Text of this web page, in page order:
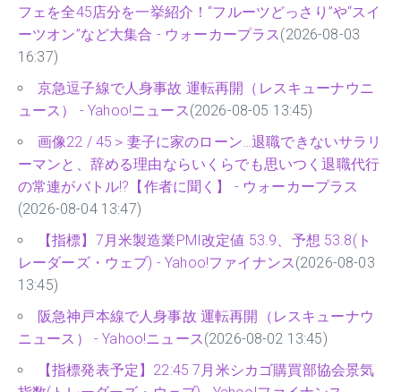
フェを全45店分を一挙紹介！“フルーツどっさり”や“スイ
ーツオン”など大集合 - ウォーカープラス(2026-08-03
16:37)
京急逗子線で人身事故 運転再開（レスキューナウニ
ュース） - Yahoo!ニュース(2026-08-05 13:45)
画像22 / 45＞妻子に家のローン…退職できないサラリ
ーマンと、辞める理由ならいくらでも思いつく退職代行
の常連がバトル!?【作者に聞く】 - ウォーカープラス
(2026-08-04 13:47)
【指標】7月米製造業PMI改定値 53.9、予想 53.8(ト
レーダーズ・ウェブ) - Yahoo!ファイナンス(2026-08-03
13:45)
阪急神戸本線で人身事故 運転再開（レスキューナウ
ニュース） - Yahoo!ニュース(2026-08-02 13:45)
【指標発表予定】22:45 7月米シカゴ購買部協会景気